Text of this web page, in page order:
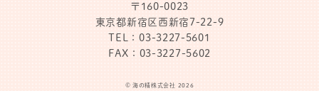
〒160-0023
東京都新宿区西新宿7-22-9
TEL：03-3227-5601
FAX：03-3227-5602
© 海の精株式会社 2026